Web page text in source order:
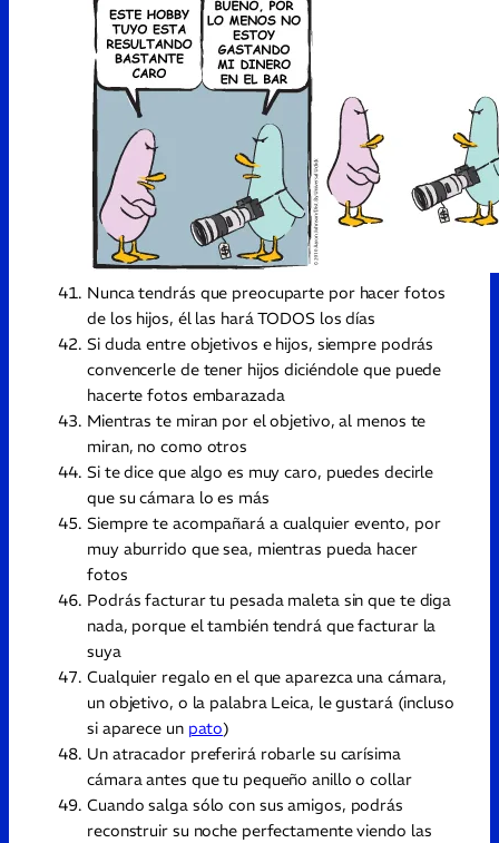
Nunca tendrás que preocuparte por hacer fotos
de los hijos, él las hará TODOS los días
Si duda entre objetivos e hijos, siempre podrás
convencerle de tener hijos diciéndole que puede
hacerte fotos embarazada
Mientras te miran por el objetivo, al menos te
miran, no como otros
Si te dice que algo es muy caro, puedes decirle
que su cámara lo es más
Siempre te acompañará a cualquier evento, por
muy aburrido que sea, mientras pueda hacer
fotos
Podrás facturar tu pesada maleta sin que te diga
nada, porque el también tendrá que facturar la
suya
Cualquier regalo en el que aparezca una cámara,
un objetivo, o la palabra Leica, le gustará (incluso
si aparece un pato)
Un atracador preferirá robarle su carísima
cámara antes que tu pequeño anillo o collar
Cuando salga sólo con sus amigos, podrás
reconstruir su noche perfectamente viendo las